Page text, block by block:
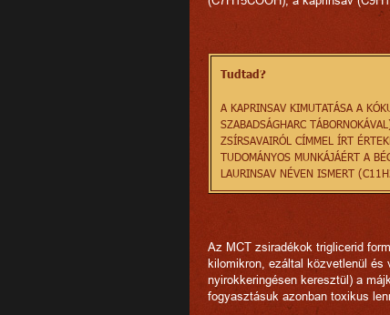
Tudtad?
A KAPRINSAV KIMUTATÁSA A
SZABADSÁGHARC
ZSÍRSAVAIRÓL CÍMMEL ÍRT
TUDOMÁNYOS MUNKÁJÁÉRT A
LAURINSAV NÉVEN ISMERT
Az MCT zsiradékok triglicerid
kilomikron, ezáltal közvetlenül és
nyirokkeringésen keresztül) a
fogyasztásuk azonban toxikus